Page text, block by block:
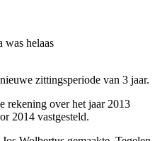
was helaas
zittingsperiode van 3 jaar.
rekening over het jaar 2013
2014 vastgesteld.